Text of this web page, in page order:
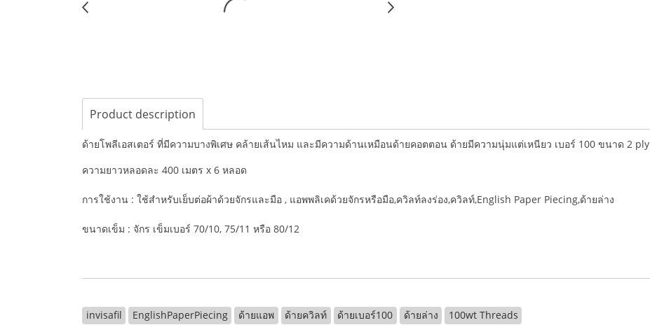
Product description
ด้ายโพลีเอสเตอร์ ที่มีความบางพิเศษ คล้ายเส้นไหม และมีความด้านเหมือนด้ายคอตตอน ด้ายมีความนุ่มแต่เหนียว เบอร์ 100 ขนาด 2 ply
ความยาวหลอดละ 400 เมตร x 6 หลอด
การใช้งาน : ใช้สำหรับเย็บต่อผ้าด้วยจักรและมือ , แอพพลิเคด้วยจักรหรือมือ,ควิลท์ลงร่อง,ควิลท์,English Paper Piecing,ด้ายล่าง
ขนาดเข็ม : จักร เข็มเบอร์ 70/10, 75/11 หรือ 80/12
invisafil EnglishPaperPiecing ด้ายแอพ ด้ายควิลท์ ด้ายเบอร์100 ด้ายล่าง 100wt Threads